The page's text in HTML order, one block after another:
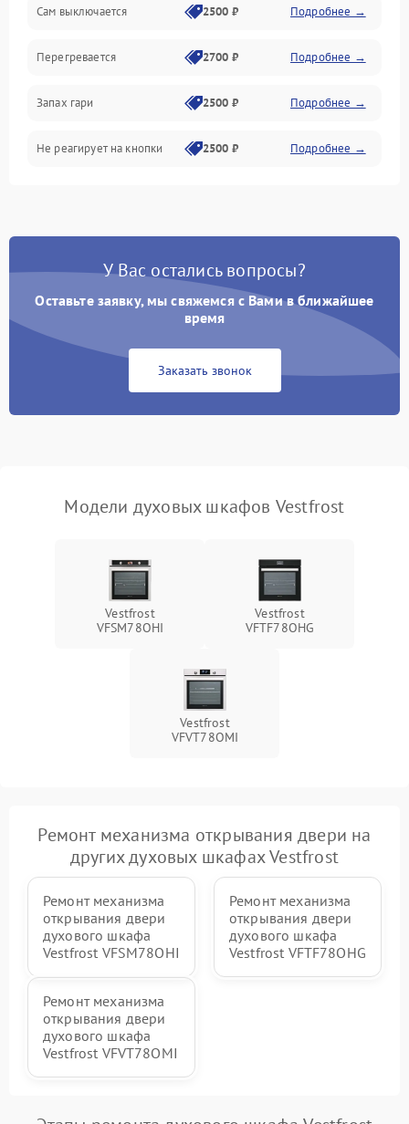
Сам выключается 2500 ₽ Подробнее →
Перегревается 2700 ₽ Подробнее →
Запах гари 2500 ₽ Подробнее →
Не реагирует на кнопки 2500 ₽ Подробнее →
У Вас остались вопросы?
Оставьте заявку, мы свяжемся с Вами в ближайшее
время
Заказать звонок
Модели духовых шкафов Vestfrost
Vestfrost
VFSM78OHI
Vestfrost
VFTF78OHG
Vestfrost
VFVT78OMI
Ремонт механизма открывания двери на
других духовых шкафах Vestfrost
Ремонт механизма
открывания двери
духового шкафа
Vestfrost VFSM78OHI
Ремонт механизма
открывания двери
духового шкафа
Vestfrost VFTF78OHG
Ремонт механизма
открывания двери
духового шкафа
Vestfrost VFVT78OMI